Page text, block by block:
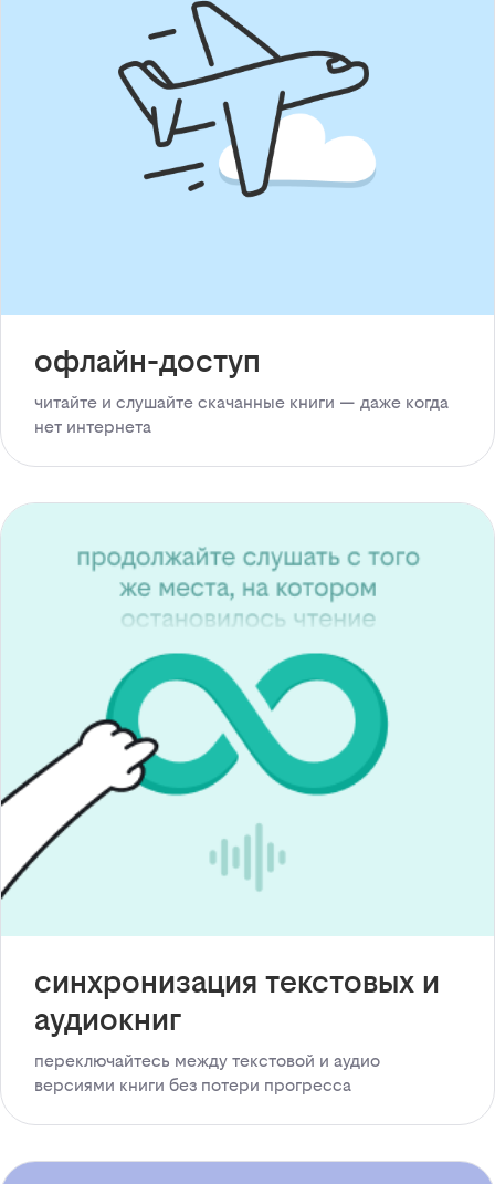
офлайн-доступ
читайте и слушайте скачанные книги — даже когда
нет интернета
синхронизация текстовых и
аудиокниг
переключайтесь между текстовой и аудио
версиями книги без потери прогресса